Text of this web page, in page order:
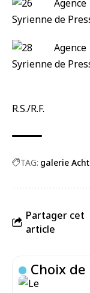
R.S./R.F.
TAG: galerie
Partager cet
article
Choix de